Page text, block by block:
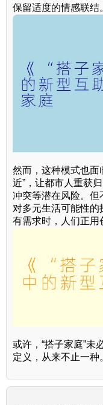
保留适度的情感联结
然而，这种模式也面
近”，让都市人重获
冲突等潜在风险。但
对多元生活可能性
有需求时，人们正用
或许，“搭子家庭”未
定义，从来不止一种